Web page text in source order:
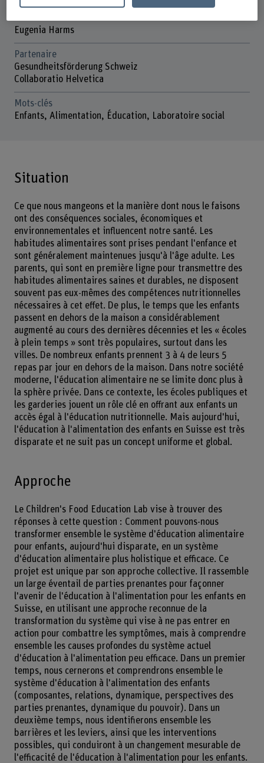
Équipe du projet
Eugenia Harms
Partenaire
Gesundheitsförderung Schweiz
Collaboratio Helvetica
Mots-clés
Enfants, Alimentation, Éducation, Laboratoire social
Situation
Ce que nous mangeons et la manière dont nous le faisons
ont des conséquences sociales, économiques et
environnementales et influencent notre santé. Les
habitudes alimentaires sont prises pendant l'enfance et
sont généralement maintenues jusqu'à l'âge adulte. Les
parents, qui sont en première ligne pour transmettre des
habitudes alimentaires saines et durables, ne disposent
souvent pas eux-mêmes des compétences nutritionnelles
nécessaires à cet effet. De plus, le temps que les enfants
passent en dehors de la maison a considérablement
augmenté au cours des dernières décennies et les « écoles
à plein temps » sont très populaires, surtout dans les
villes. De nombreux enfants prennent 3 à 4 de leurs 5
repas par jour en dehors de la maison. Dans notre société
moderne, l'éducation alimentaire ne se limite donc plus à
la sphère privée. Dans ce contexte, les écoles publiques et
les garderies jouent un rôle clé en offrant aux enfants un
accès égal à l'éducation nutritionnelle. Mais aujourd'hui,
l'éducation à l'alimentation des enfants en Suisse est très
disparate et ne suit pas un concept uniforme et global.
Approche
Le Children's Food Education Lab vise à trouver des
réponses à cette question : Comment pouvons-nous
transformer ensemble le système d'éducation alimentaire
pour enfants, aujourd'hui disparate, en un système
d'éducation alimentaire plus holistique et efficace. Ce
projet est unique par son approche collective. Il rassemble
un large éventail de parties prenantes pour façonner
l'avenir de l'éducation à l'alimentation pour les enfants en
Suisse, en utilisant une approche reconnue de la
transformation du système qui vise à ne pas entrer en
action pour combattre les symptômes, mais à comprendre
ensemble les causes profondes du système actuel
d'éducation à l'alimentation peu efficace. Dans un premier
temps, nous cernerons et comprendrons ensemble le
système d'éducation à l'alimentation des enfants
(composantes, relations, dynamique, perspectives des
parties prenantes, dynamique du pouvoir). Dans un
deuxième temps, nous identifierons ensemble les
barrières et les leviers, ainsi que les interventions
possibles, qui conduiront à un changement mesurable de
l'efficacité de l'éducation à l'alimentation pour les enfants.